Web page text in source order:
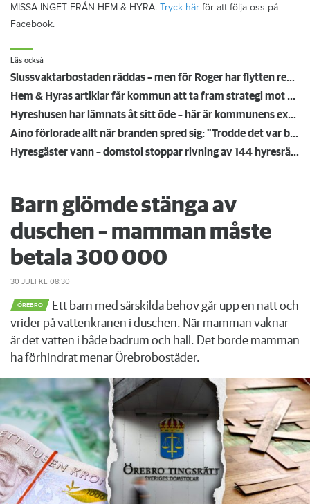
MISSA INGET FRÅN HEM & HYRA. Tryck här för att följa oss på
Facebook.
Läs också
Slussvaktarbostaden räddas – men för Roger har flytten redan gått: "Glad att det bevaras"
Hem & Hyras artiklar får kommun att ta fram strategi mot slumvärdar
Hyreshusen har lämnats åt sitt öde – här är kommunens extrema lösning: ”Då får de stämma oss”
Aino förlorade allt när branden spred sig: "Trodde det var barn som busringde på dörren"
Hyresgäster vann – domstol stoppar rivning av 144 hyresrätter i Vasastan
Barn glömde stänga av
duschen – mamman måste
betala 300 000
30 JULI KL 08:30
ÖREBRO
Ett barn med särskilda behov går upp en natt och
vrider på vattenkranen i duschen. När mamman vaknar
är det vatten i både badrum och hall. Det borde mamman
ha förhindrat menar Örebrobostäder.